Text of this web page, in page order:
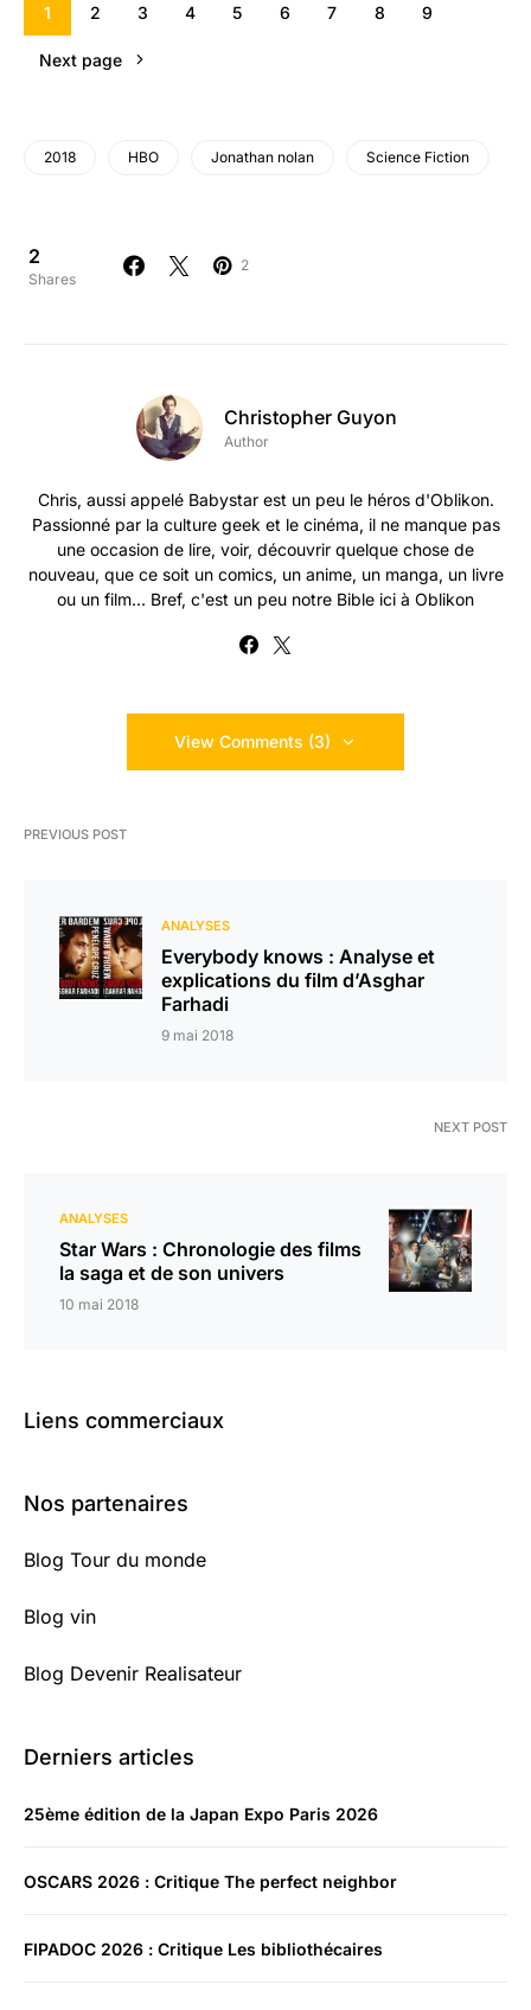
1 2 3 4 5 6 7 8 9
Next page
2018 HBO Jonathan nolan Science Fiction
2
Shares
2
Christopher Guyon
Author
Chris, aussi appelé Babystar est un peu le héros d'Oblikon.
Passionné par la culture geek et le cinéma, il ne manque pas
une occasion de lire, voir, découvrir quelque chose de
nouveau, que ce soit un comics, un anime, un manga, un livre
ou un film... Bref, c'est un peu notre Bible ici à Oblikon
View Comments (3)
PREVIOUS POST
ANALYSES
Everybody knows : Analyse et
explications du film d’Asghar
Farhadi
9 mai 2018
NEXT POST
ANALYSES
Star Wars : Chronologie des films
la saga et de son univers
10 mai 2018
Liens commerciaux
Nos partenaires
Blog Tour du monde
Blog vin
Blog Devenir Realisateur
Derniers articles
25ème édition de la Japan Expo Paris 2026
OSCARS 2026 : Critique The perfect neighbor
FIPADOC 2026 : Critique Les bibliothécaires